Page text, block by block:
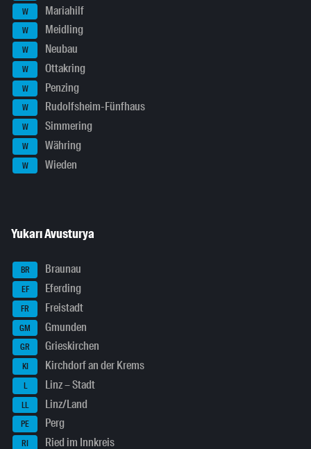
W Mariahilf
W Meidling
W Neubau
W Ottakring
W Penzing
W Rudolfsheim-Fünfhaus
W Simmering
W Währing
W Wieden
Yukarı Avusturya
BR Braunau
EF Eferding
FR Freistadt
GM Gmunden
GR Grieskirchen
KI Kirchdorf an der Krems
L Linz – Stadt
LL Linz/Land
PE Perg
RI Ried im Innkreis